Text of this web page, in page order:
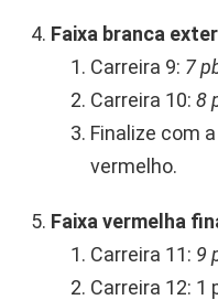
Faixa branca
Carreira 9: 7
Carreira 10: 8
Finalize com
vermelho.
Faixa vermelha
Carreira 11: 9
Carreira 12: 1